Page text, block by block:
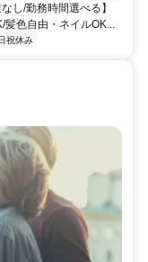
し/勤務時間選べる】
色自由・ネイルOK...
祝休み